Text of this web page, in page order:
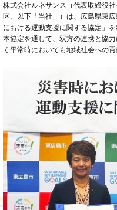
株式会社ルネサンス（代表取締役
区、以下「当社」）は、広島県東
における運動支援に関する協定」を
本協定を通して、双方の連携と協
く平常時においても地域社会への